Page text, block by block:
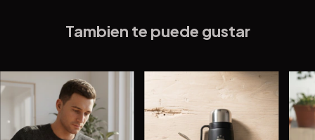
Tambien te puede gustar